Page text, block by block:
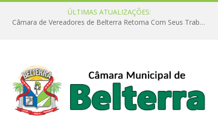
ÚLTIMAS ATUALIZAÇÕES:
Câmara de Vereadores de Belterra Retorna Com Seus Trabalhos Legislativos